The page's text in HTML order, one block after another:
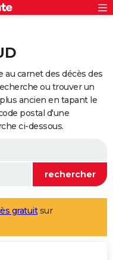
carnet des décès des
ou trouver un
ancien en tapant le
postal d'une
ci-dessous.
gratuitsur